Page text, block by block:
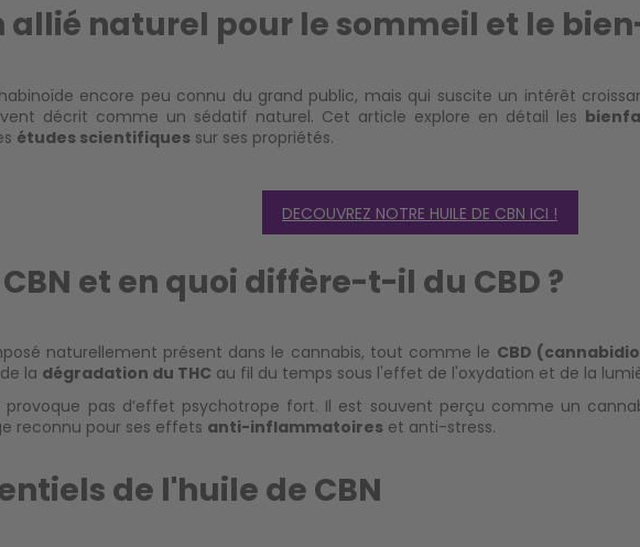
allié naturel pour le sommeil et le
encore peu connu du grand public, mais qui suscite un intérêt
décrit comme un sédatif naturel. Cet article explore en détail les
études scientifiquessur ses propriétés.
DECOUVREZ NOTRE HUILE DE CBN ICI !
et en quoi diffère-t-il du CBD ?
naturellement présent dans le cannabis, tout comme le CBD
la dégradation du THC au fil du temps sous l'effet de l'oxydation et de la
provoque pas d’effet psychotrope fort. Il est souvent perçu comme un
reconnu pour ses effets anti-inflammatoireset anti-stress.
de l'huile de CBN